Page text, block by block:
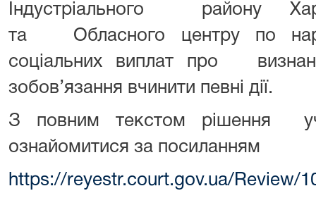
Індустріального району
та Обласного центру по
соціальних виплат про
зобов’язання вчинити певні дії.
З повним текстом рішення
ознайомитися за посиланням
https://reyestr.court.gov.ua/Review/